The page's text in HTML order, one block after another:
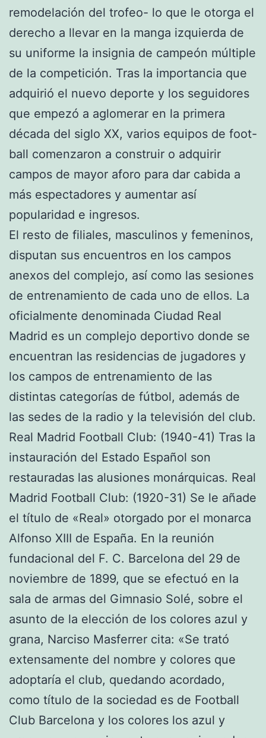
remodelación del trofeo- lo que le otorga el
derecho a llevar en la manga izquierda de
su uniforme la insignia de campeón múltiple
de la competición. Tras la importancia que
adquirió el nuevo deporte y los seguidores
que empezó a aglomerar en la primera
década del siglo XX, varios equipos de foot-
ball comenzaron a construir o adquirir
campos de mayor aforo para dar cabida a
más espectadores y aumentar así
popularidad e ingresos.
El resto de filiales, masculinos y femeninos,
disputan sus encuentros en los campos
anexos del complejo, así como las sesiones
de entrenamiento de cada uno de ellos. La
oficialmente denominada Ciudad Real
Madrid es un complejo deportivo donde se
encuentran las residencias de jugadores y
los campos de entrenamiento de las
distintas categorías de fútbol, además de
las sedes de la radio y la televisión del club.
Real Madrid Football Club: (1940-41) Tras la
instauración del Estado Español son
restauradas las alusiones monárquicas. Real
Madrid Football Club: (1920-31) Se le añade
el título de «Real» otorgado por el monarca
Alfonso XIII de España. En la reunión
fundacional del F. C. Barcelona del 29 de
noviembre de 1899, que se efectuó en la
sala de armas del Gimnasio Solé, sobre el
asunto de la elección de los colores azul y
grana, Narciso Masferrer cita: «Se trató
extensamente del nombre y colores que
adoptaría el club, quedando acordado,
como título de la sociedad es de Football
Club Barcelona y los colores los azul y